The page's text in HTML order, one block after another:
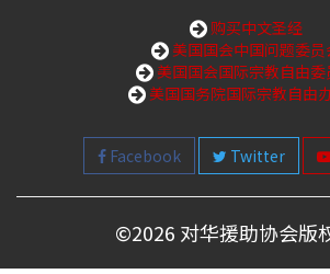
购买中文圣经
美国国会中国问题委员
美国国会国际宗教自由委
美国国务院国际宗教自由
Facebook Twitter
©2026 对华援助协会版